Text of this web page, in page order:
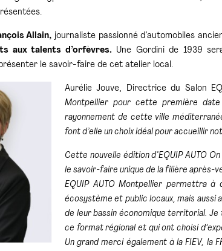
Allain, journaliste passionné d’automobiles
aux talents d’orfèvres. Une Gordini de 1939
le savoir-faire de cet atelier local.
Aurélie Jouve, Directrice du Salon
Montpellier pour cette première date
rayonnement de cette ville
font d’elle un choix idéal pour accueillir
Cette nouvelle édition d’EQUIP AUTO
le savoir-faire unique de la filière après-
EQUIP AUTO Montpellier permettra
écosystème et public locaux, mais aussi
de leur bassin économique territorial.
ce format régional et qui ont choisi
Un grand merci également à la FIEV, la